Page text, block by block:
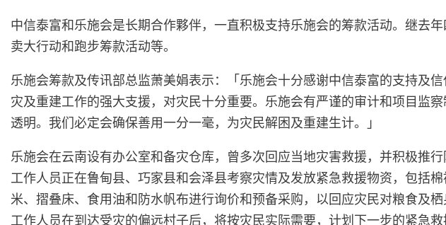
中信泰富和乐施会是长期合作夥伴，一直积极支持乐施会的筹款活动。继去
卖大行动和跑步筹款活动等。
乐施会筹款及传讯部总监萧美娟表示：「乐施会十分感谢中信泰富的支持及
灾及重建工作的强大支援，对灾民十分重要。乐施会有严谨的审计和项目监
透明。我们必定会确保善用一分一毫，为灾民解困及重建生计。」
乐施会在云南设有办公室和备灾仓库，曾多次回应当地灾害救援，并积极推
工作人员正在鲁甸县、巧家县和会泽县考察灾情及发放紧急救援物资，包括
米、摺叠床、食用油和防水帆布进行询价和预备采购，以回应灾民对粮食及
工作人员在到达受灾的偏远村子后，将按灾民实际需要，计划下一步的紧急救